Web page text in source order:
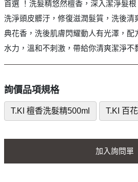
首選 ！洗髮精悠然檀香，深入潔淨髮根
洗淨頭皮髒汙，修復滋潤髮質，洗後清
典花香，洗後肌膚閃耀動人有光澤，配
水力，溫和不刺激，帶給你清爽潔淨不
詢價品項規格
T.KI 檀香洗髮精500ml T.KI 百
加入詢問單